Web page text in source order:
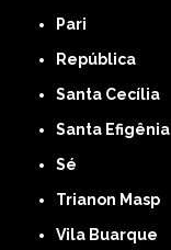
Pari
República
Santa Cecília
Santa Efigênia
Sé
Trianon Masp
Vila Buarque